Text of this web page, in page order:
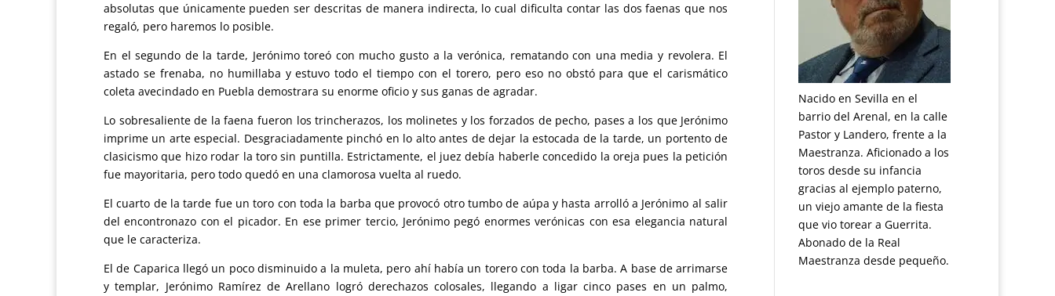
absolutas que únicamente pueden ser descritas de manera indirecta, lo cual dificulta contar las dos faenas que nos
regaló, pero haremos lo posible.
En el segundo de la tarde, Jerónimo toreó con mucho gusto a la verónica, rematando con una media y revolera. El
astado se frenaba, no humillaba y estuvo todo el tiempo con el torero, pero eso no obstó para que el carismático
coleta avecindado en Puebla demostrara su enorme oficio y sus ganas de agradar.
Lo sobresaliente de la faena fueron los trincherazos, los molinetes y los forzados de pecho, pases a los que Jerónimo
imprime un arte especial. Desgraciadamente pinchó en lo alto antes de dejar la estocada de la tarde, un portento de
clasicismo que hizo rodar la toro sin puntilla. Estrictamente, el juez debía haberle concedido la oreja pues la petición
fue mayoritaria, pero todo quedó en una clamorosa vuelta al ruedo.
El cuarto de la tarde fue un toro con toda la barba que provocó otro tumbo de aúpa y hasta arrolló a Jerónimo al salir
del encontronazo con el picador. En ese primer tercio, Jerónimo pegó enormes verónicas con esa elegancia natural
que le caracteriza.
El de Caparica llegó un poco disminuido a la muleta, pero ahí había un torero con toda la barba. A base de arrimarse
y templar, Jerónimo Ramírez de Arellano logró derechazos colosales, llegando a ligar cinco pases en un palmo,
Nacido en Sevilla en el
barrio del Arenal, en la calle
Pastor y Landero, frente a la
Maestranza. Aficionado a los
toros desde su infancia
gracias al ejemplo paterno,
un viejo amante de la fiesta
que vio torear a Guerrita.
Abonado de la Real
Maestranza desde pequeño.